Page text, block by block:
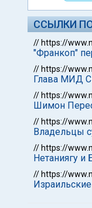
ССЫЛКИ
// https://
"Франкоп"
// https://
Глава МИД
// https://
Шимон
// https://
Владельцы
// https://
Нетаниягу и
// https://